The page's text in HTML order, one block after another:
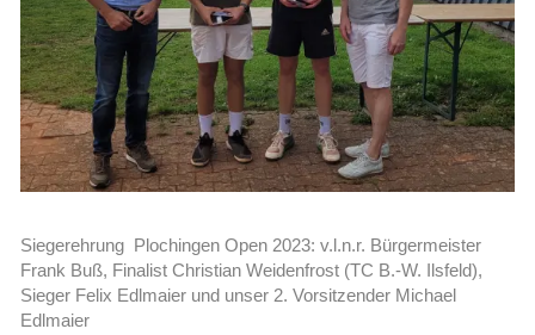
Siegerehrung Plochingen Open 2023: v.l.n.r. Bürgermeister
Frank Buß, Finalist Christian Weidenfrost (TC B.-W. Ilsfeld),
Sieger Felix Edlmaier und unser 2. Vorsitzender Michael
Edlmaier